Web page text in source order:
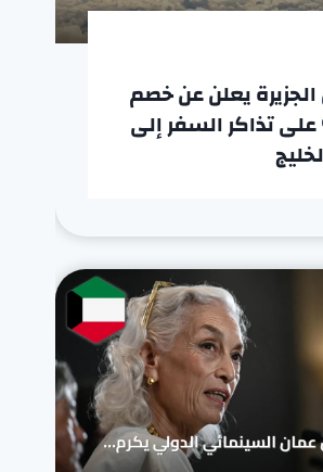
الجزيرة يعلن عن خصم
على تذاكر السفر إلى